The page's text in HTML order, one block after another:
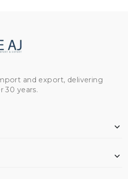
and export, delivering
30 years.